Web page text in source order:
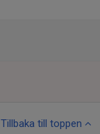
Tillbaka till toppen